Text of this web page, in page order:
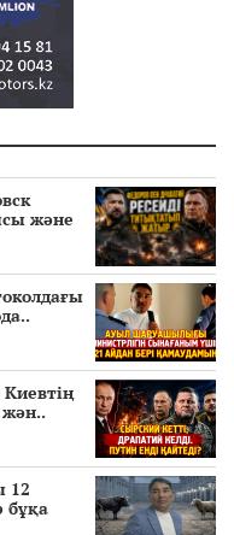
және
жән..
12
бұқа